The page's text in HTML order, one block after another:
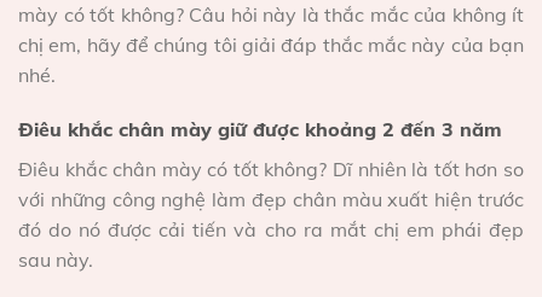
mày có tốt không? Câu hỏi này là thắc mắc của không ít
chị em, hãy để chúng tôi giải đáp thắc mắc này của bạn
nhé.
Điêu khắc chân mày giữ được khoảng 2 đến 3 năm
Điêu khắc chân mày có tốt không? Dĩ nhiên là tốt hơn so
với những công nghệ làm đẹp chân màu xuất hiện trước
đó do nó được cải tiến và cho ra mắt chị em phái đẹp
sau này.